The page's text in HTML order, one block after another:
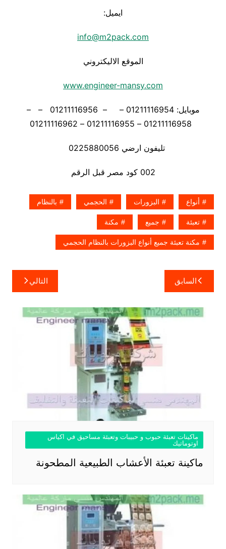
ايميل:
info@m2pack.com
الموقع الاليكتروني
www.engineer-mansy.com
موبايل: 01211116954 – – 01211116956 – –
تليفون ارضي 0225880056
002 كود مصر قبل الرقم
أنواع البزورات الحجمي بالنظام
تعبئة جميع مكنة
مكنة تعبئة جميع أنواع البزورات بالنظام الحجمي
تصفّح
المقالات
السابق التالي
ماكينات تعبئة حبوب و حبيبات وتعبئة مساحيق في اكياس
اوتوماتيك
ماكينة تعبئة الأعشاب الطبيعية المطحونة